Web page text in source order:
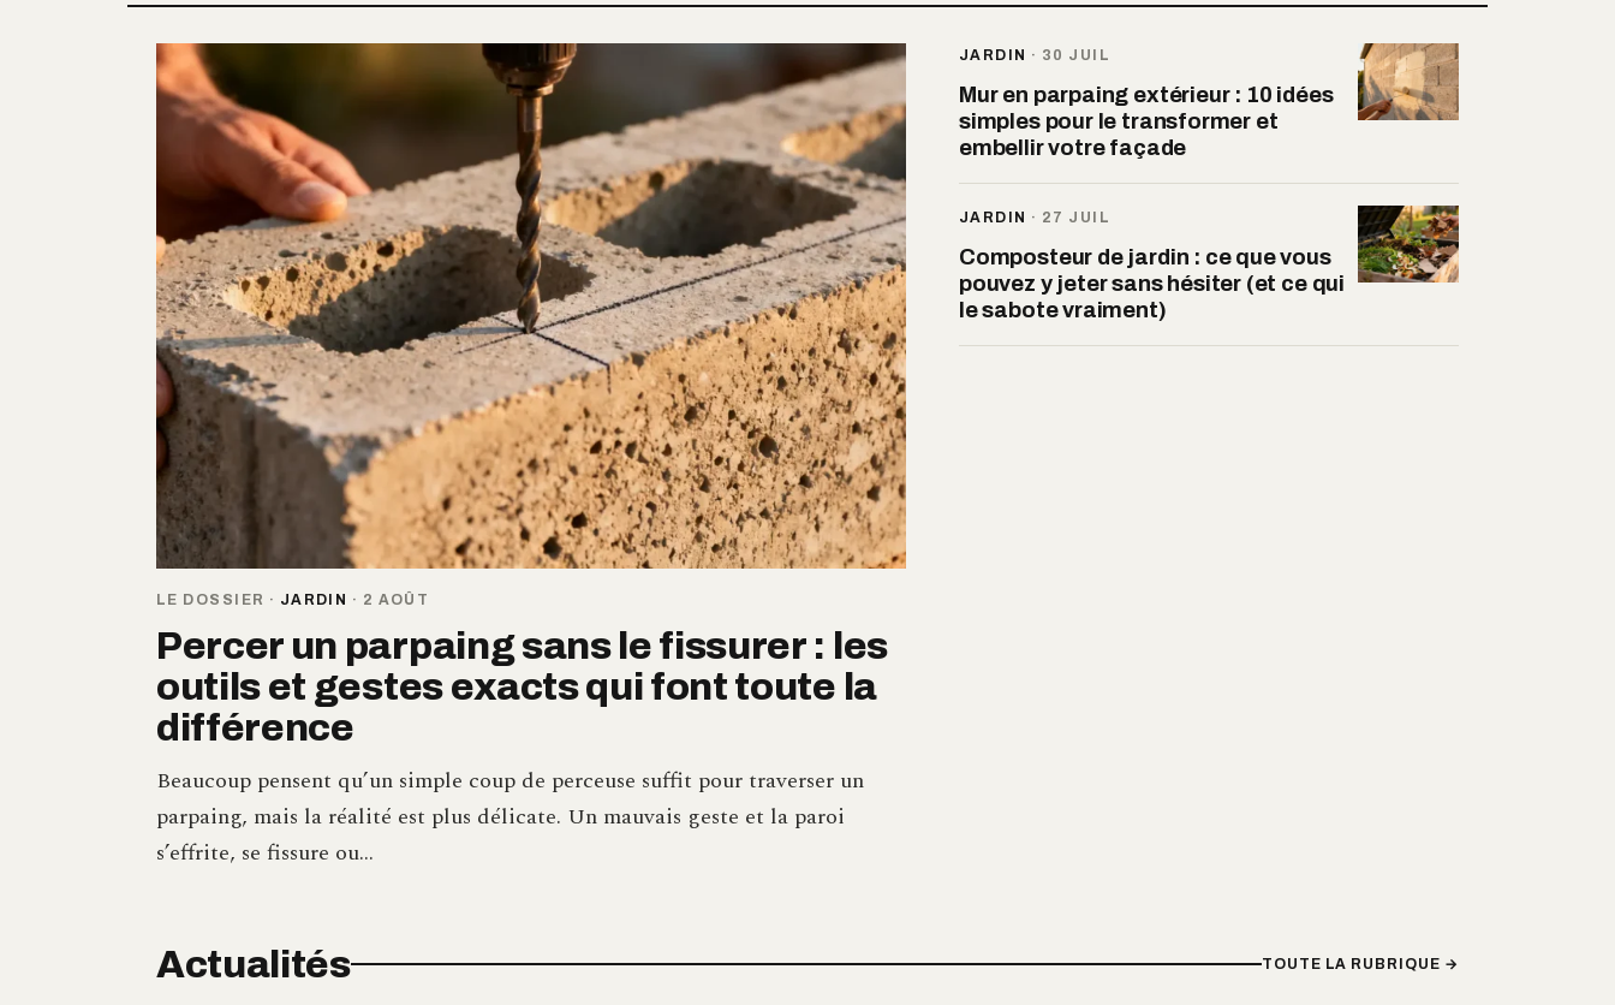
LE DOSSIER · JARDIN · 2 AOÛT
Percer un parpaing sans le fissurer : les
outils et gestes exacts qui font toute la
différence
Beaucoup pensent qu’un simple coup de perceuse suffit pour traverser un
parpaing, mais la réalité est plus délicate. Un mauvais geste et la paroi
s’effrite, se fissure ou…
JARDIN · 30 JUIL
Mur en parpaing extérieur : 10 idées
simples pour le transformer et
embellir votre façade
JARDIN · 27 JUIL
Composteur de jardin : ce que vous
pouvez y jeter sans hésiter (et ce qui
le sabote vraiment)
Actualités TOUTE LA RUBRIQUE →